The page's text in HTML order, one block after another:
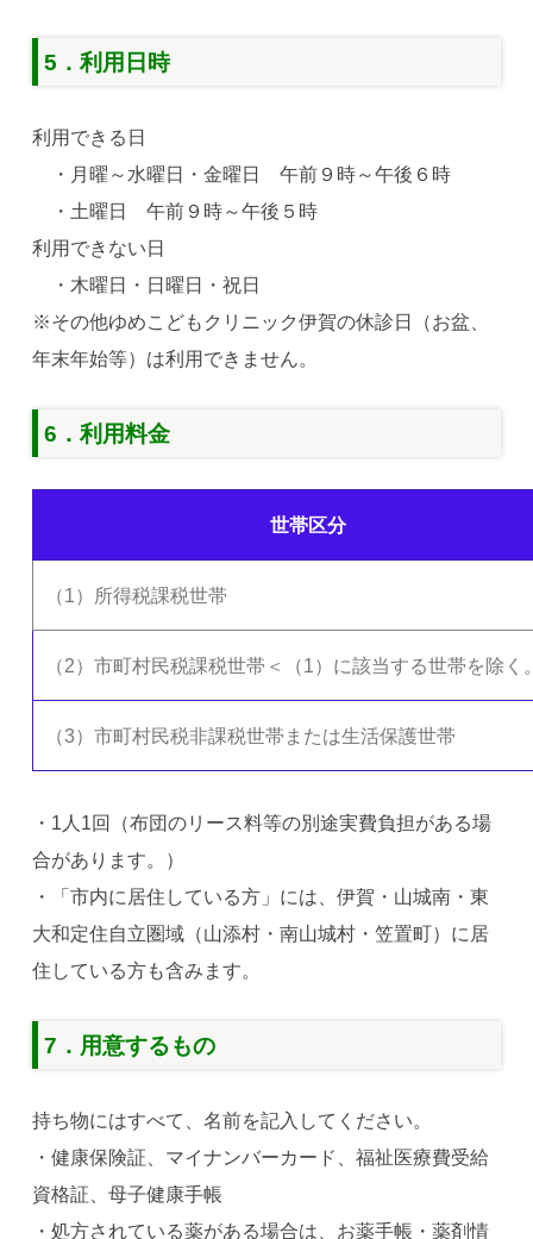
5．利用日時
利用できる日
・月曜～水曜日・金曜日 午前９時～午後６時
・土曜日 午前９時～午後５時
利用できない日
・木曜日・日曜日・祝日
※その他ゆめこどもクリニック伊賀の休診日（お盆、
年末年始等）は利用できません。
6．利用料金
世帯区分
（1）所得税課税世帯
（2）市町村民税課税世帯＜（1）に該当する世帯を除く
（3）市町村民税非課税世帯または生活保護世帯
・1人1回（布団のリース料等の別途実費負担がある場
合があります。）
・「市内に居住している方」には、伊賀・山城南・東
大和定住自立圏域（山添村・南山城村・笠置町）に居
住している方も含みます。
7．用意するもの
持ち物にはすべて、名前を記入してください。
・健康保険証、 マイナンバーカード、福祉医療費受給
資格証、母子健康手帳
・処方されている薬がある場合は、お薬手帳・薬剤情